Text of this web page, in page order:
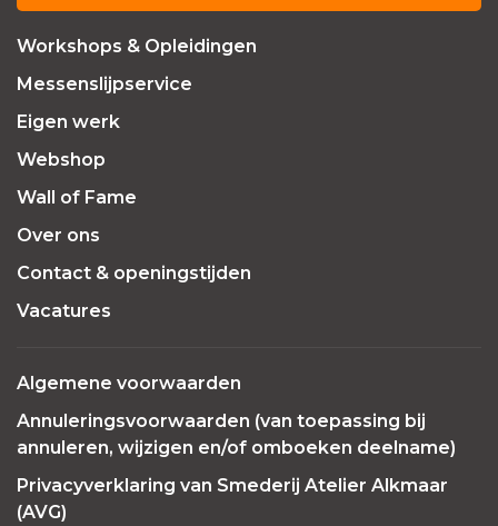
Workshops & Opleidingen
Messenslijpservice
Eigen werk
Webshop
Wall of Fame
Over ons
Contact & openingstijden
Vacatures
Algemene voorwaarden
Annuleringsvoorwaarden (van toepassing bij
annuleren, wijzigen en/of omboeken deelname)
Privacyverklaring van Smederij Atelier Alkmaar
(AVG)